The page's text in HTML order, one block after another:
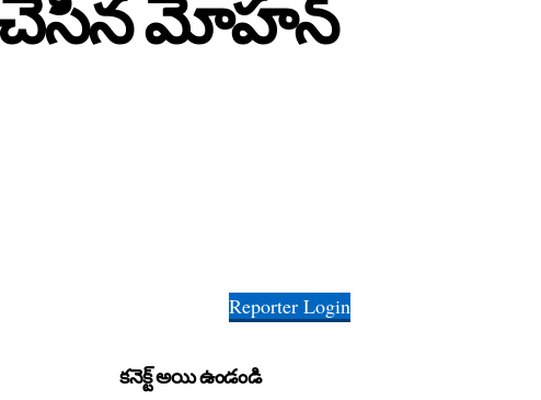
Reporter Login
కనెక్ట్ అయి ఉండండి